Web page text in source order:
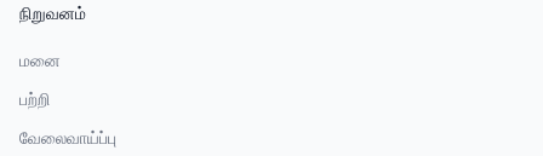
நிறுவனம்
மனை
பற்றி
வேலைவாய்ப்பு